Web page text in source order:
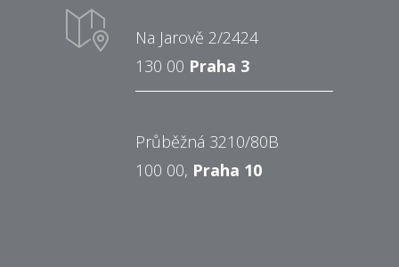
Na Jarově 2/2424
130 00 Praha 3
Průběžná 3210/80B
100 00, Praha 10